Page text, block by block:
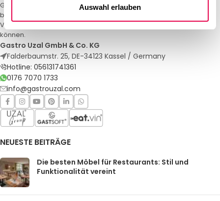
Auswahl erlauben
Gastro Uzal – Ihr Spezialist für Gastronomiemöbel und -textilien. Wir
bieten maßgeschneiderte Lösungen für Restaurants, Hotels und
Veranstaltungen. Qualität und Service, auf die Sie sich verlassen
können.
Gastro Uzal GmbH & Co. KG
Falderbaumstr. 25, DE-34123 Kassel / Germany
Hotline: 056131741361
0176 7070 1733
info@gastrouzal.com
NEUESTE BEITRÄGE
Die besten Möbel für Restaurants: Stil und
Funktionalität vereint